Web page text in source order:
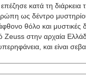
κατά τη διάρκεια
ως δέντρο
θόλο και μυστικές
στην αρχαία
και είναι